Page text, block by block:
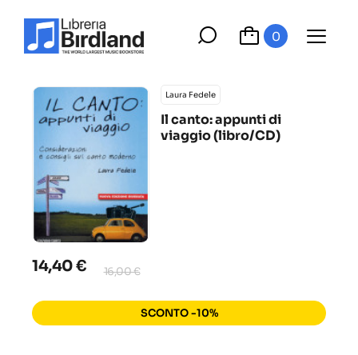
0
Laura Fedele
Il canto: appunti di
viaggio (libro/CD)
14,40 € 16,00 €
SCONTO -10%